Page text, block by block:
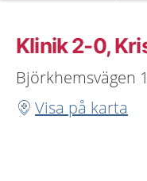
Klinik 2-0,
Björkhemsvägen
Visa på karta